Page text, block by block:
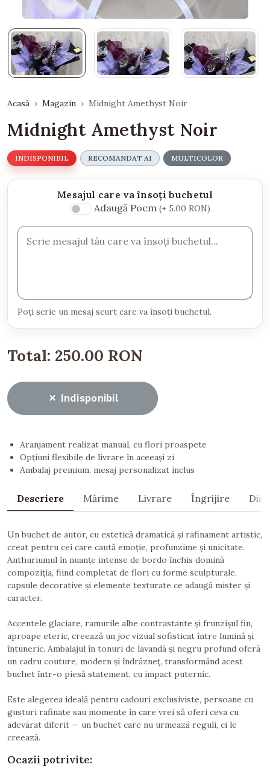
Acasă Magazin Midnight Amethyst Noir
Midnight Amethyst Noir
INDISPONIBIL RECOMANDAT AI MULTICOLOR
Mesajul care va însoți buchetul
Adaugă Poem (+ 5.00 RON)
Poți scrie un mesaj scurt care va însoți buchetul.
Total: 250.00 RON
Indisponibil
Aranjament realizat manual, cu flori proaspete
Opțiuni flexibile de livrare în aceeași zi
Ambalaj premium, mesaj personalizat inclus
Descriere Mărime Livrare Îngrijire
Un buchet de autor, cu estetică dramatică și rafinament artistic,
creat pentru cei care caută emoție, profunzime și unicitate.
Anthuriumul în nuanțe intense de bordo închis domină
compoziția, fiind completat de flori cu forme sculpturale,
capsule decorative și elemente texturate ce adaugă mister și
caracter.
Accentele glaciare, ramurile albe contrastante și frunzișul fin,
aproape eteric, creează un joc vizual sofisticat între lumină și
întuneric. Ambalajul în tonuri de lavandă și negru profund oferă
un cadru couture, modern și îndrăzneț, transformând acest
buchet într-o piesă statement, cu impact puternic.
Este alegerea ideală pentru cadouri exclusiviste, persoane cu
gusturi rafinate sau momente în care vrei să oferi ceva cu
adevărat diferit — un buchet care nu urmează reguli, ci le
creează.
Ocazii potrivite: